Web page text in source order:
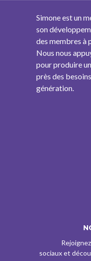
Simone est un
son
des membres à
Nous nous
pour produire
près des
génération.
sociaux et